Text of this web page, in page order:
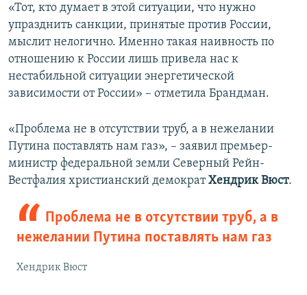
«Тот, кто думает в этой ситуации, что нужно
упразднить санкции, принятые против России,
мыслит нелогично. Именно такая наивность по
отношению к России лишь привела нас к
нестабильной ситуации энергетической
зависимости от России» – отметила Брандман.
«Проблема не в отсутствии труб, а в нежелании
Путина поставлять нам газ», – заявил премьер-
министр федеральной земли Северный Рейн-
Вестфалия христианский демократХендрик Вюст.
Проблема не в отсутствии труб, а в
нежелании Путина поставлять нам газ
Хендрик Вюст